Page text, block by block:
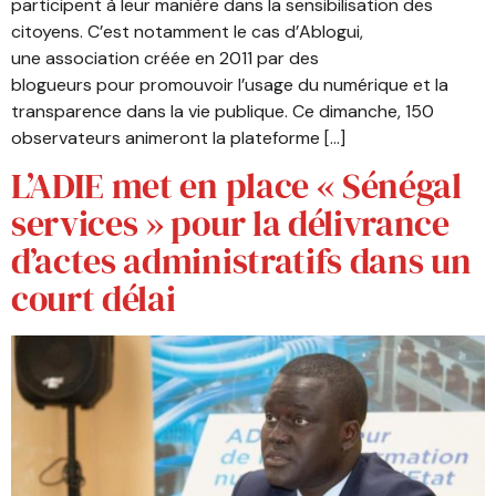
participent à leur manière dans la sensibilisation des
citoyens. C’est notamment le cas d’Ablogui,
une association créée en 2011 par des
blogueurs pour promouvoir l’usage du numérique et la
transparence dans la vie publique. Ce dimanche, 150
observateurs animeront la plateforme […]
L’ADIE met en place « Sénégal
services » pour la délivrance
d’actes administratifs dans un
court délai